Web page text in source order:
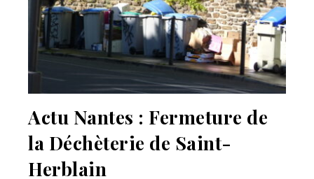
Actu Nantes : Fermeture de
la Déchèterie de Saint-
Herblain